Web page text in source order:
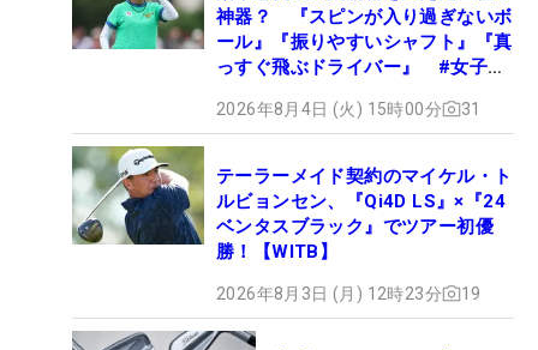
神器？ 『スピンが入り過ぎないボ
ール』『振りやすいシャフト』『真
っすぐ飛ぶドライバー』 #女子プ
2026年8月4日 (火) 15時00分 31
テーラーメイド契約のマイケル・ト
ルビョンセン、『Qi4D LS』×『24
ベンタスブラック』でツアー初優
勝！【WITB】
2026年8月3日 (月) 12時23分 19